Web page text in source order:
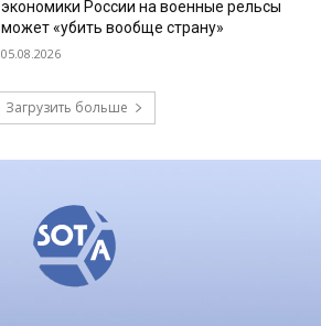
экономики России на военные рельсы
может «убить вообще страну»
05.08.2026
Загрузить больше